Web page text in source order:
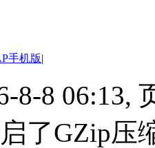
手机版|
8-8 06:13,
了GZip压